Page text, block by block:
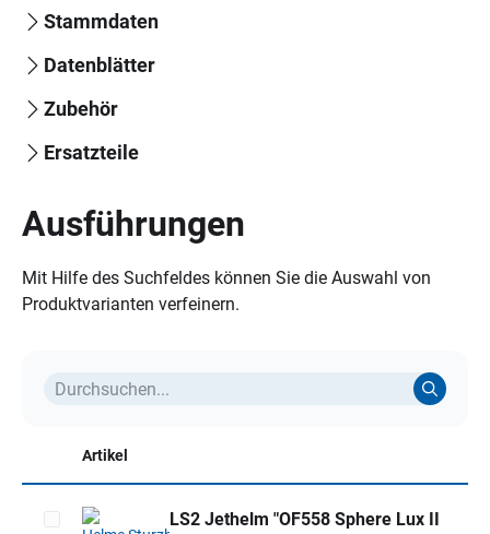
Stammdaten
Datenblätter
Zubehör
Ersatzteile
Ausführungen
Mit Hilfe des Suchfeldes können Sie die Auswahl von
Produktvarianten verfeinern.
Artikel
LS2 Jethelm "OF558 Sphere Lux II